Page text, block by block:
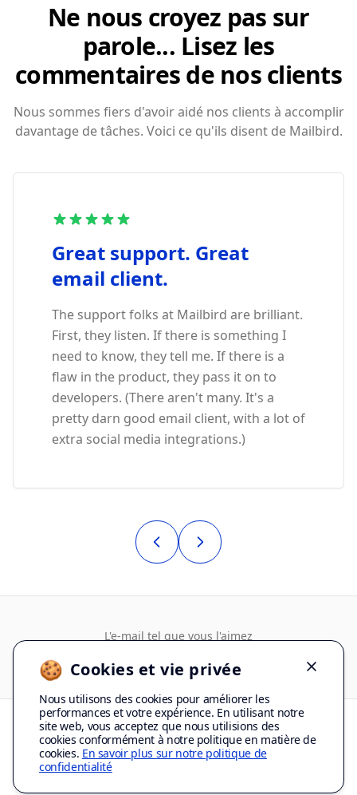
Ne nous croyez pas sur
parole... Lisez les
commentaires de nos clients
Nous sommes fiers d'avoir aidé nos clients à accomplir
davantage de tâches. Voici ce qu'ils disent de Mailbird.
Great support. Great
email client.
The support folks at Mailbird are brilliant.
First, they listen. If there is something I
need to know, they tell me. If there is a
flaw in the product, they pass it on to
developers. (There aren't many. It's a
pretty darn good email client, with a lot of
extra social media integrations.)
L'e-mail tel que vous l'aimez
© Copyright 2012-2026 Mailbird ™ Tous droits réservés.
Conditions d'utilisation
Politique de confidentialité
Logos from clearbit.com
Dismiss
🍪 Cookies et vie privée
Nous utilisons des cookies pour améliorer les
performances et votre expérience. En utilisant notre
site web, vous acceptez que nous utilisions des
cookies conformément à notre politique en matière de
cookies. En savoir plus sur notre politique de
confidentialité